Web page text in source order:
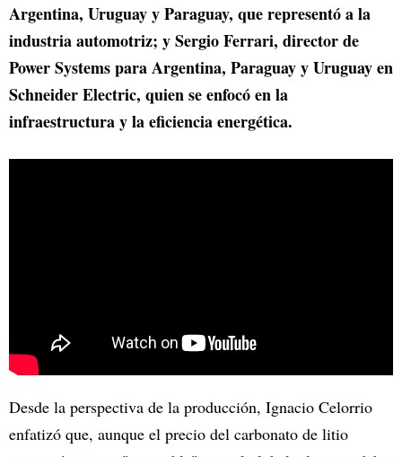
Argentina, Uruguay y Paraguay, que representó a la
industria automotriz; y Sergio Ferrari, director de
Power Systems para Argentina, Paraguay y Uruguay en
Schneider Electric, quien se enfocó en la
infraestructura y la eficiencia energética.
Desde la perspectiva de la producción, Ignacio Celorrio
enfatizó que, aunque el precio del carbonato de litio